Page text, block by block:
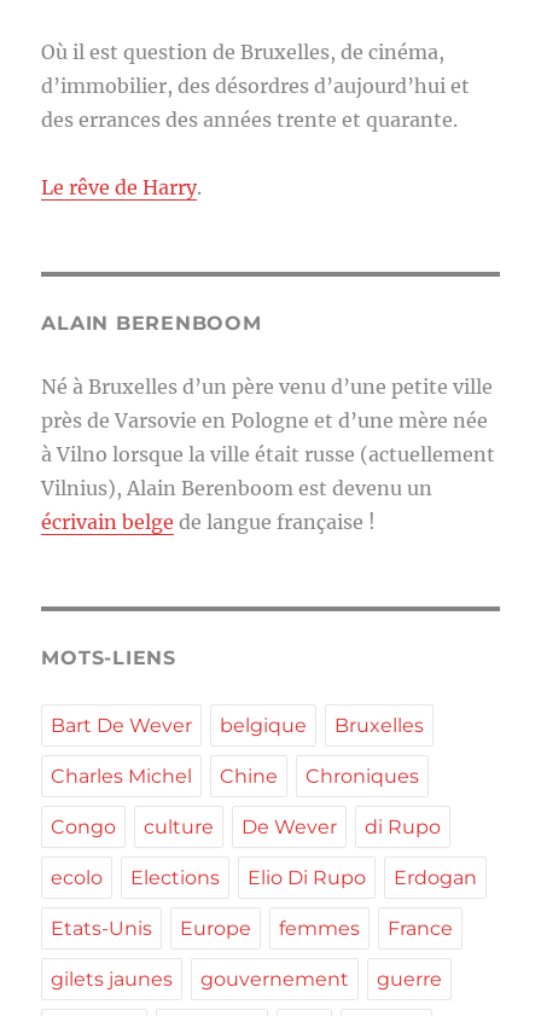
Où il est question de Bruxelles, de cinéma,
d’immobilier, des désordres d’aujourd’hui et
des errances des années trente et quarante.
Le rêve de Harry.
ALAIN BERENBOOM
Né à Bruxelles d’un père venu d’une petite ville
près de Varsovie en Pologne et d’une mère née
à Vilno lorsque la ville était russe (actuellement
Vilnius), Alain Berenboom est devenu un
écrivain belge de langue française !
MOTS-LIENS
Bart De Wever belgique Bruxelles
Charles Michel Chine Chroniques
Congo culture De Wever di Rupo
ecolo Elections Elio Di Rupo Erdogan
Etats-Unis Europe femmes France
gilets jaunes gouvernement guerre